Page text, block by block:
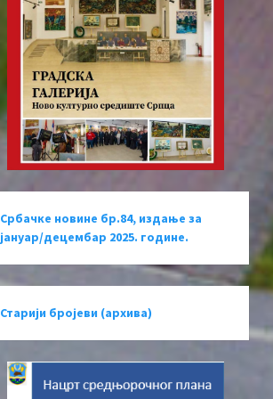
Србачке новине бр.84, издање за
јануар/децембар 2025. године.
Старији бројеви (архива)